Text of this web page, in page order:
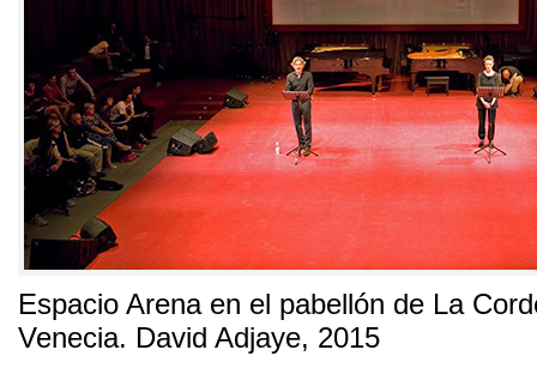
Espacio Arena en el pabellón de La
Venecia. David Adjaye, 2015